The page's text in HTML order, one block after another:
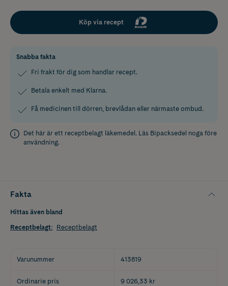
Köp via recept
Snabba fakta
Fri frakt för dig som handlar recept.
Betala enkelt med Klarna.
Få medicinen till dörren, brevlådan eller närmaste ombud.
Det här är ett receptbelagt läkemedel. Läs Bipacksedel noga före
användning.
Fakta
Hittas även bland
Receptbelagt: Receptbelagt
Varunummer 413819
Ordinarie pris 9 026,33 kr